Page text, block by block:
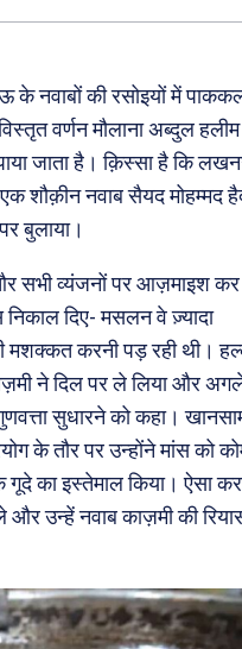
के नवाबों की रसोइयों में
वर्णन मौलाना अब्दुल हलीम
जाता है। क़िस्सा है कि
शौक़ीन नवाब सैयद मोहम्मद
बुलाया।
सभी व्यंजनों पर आज़माइश कर
दिए- मसलन वे ज़्यादा
मशक्कत करनी पड़ रही थी।
ने दिल पर ले लिया और
सुधारने को कहा।
के तौर पर उन्होंने मांस को
गूदे का इस्तेमाल किया। ऐसा
उन्हें नवाब काज़मी की